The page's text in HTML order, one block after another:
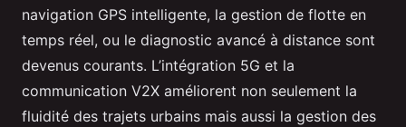
navigation GPS intelligente, la gestion de flotte en
temps réel, ou le diagnostic avancé à distance sont
devenus courants. L’intégration 5G et la
communication V2X améliorent non seulement la
fluidité des trajets urbains mais aussi la gestion des